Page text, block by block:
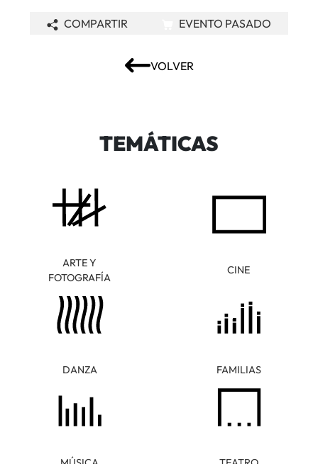
VOLVER
COMPARTIR EVENTO PASADO
TEMÁTICAS
ARTE Y
FOTOGRAFÍA
CINE
DANZA FAMILIAS